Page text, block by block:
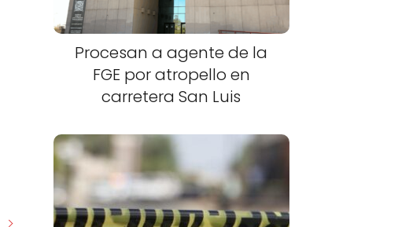
Procesan a agente de la
FGE por atropello en
carretera San Luis